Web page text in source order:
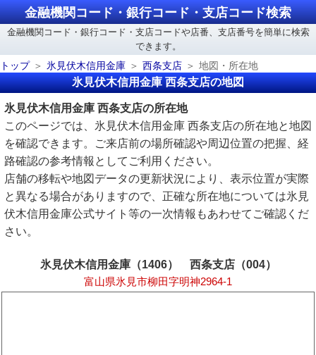
金融機関コード・銀行コード・支店コード検索
金融機関コード・銀行コード・支店コードや店番、支店番号を簡単に検索
できます。
トップ
氷見伏木信用金庫 西条支店 地図・所在地
氷見伏木信用金庫 西条支店の地図
氷見伏木信用金庫 西条支店の所在地
このページでは、氷見伏木信用金庫 西条支店の所在地と地図
を確認できます。ご来店前の場所確認や周辺位置の把握、経
路確認の参考情報としてご利用ください。
店舗の移転や地図データの更新状況により、表示位置が実際
と異なる場合がありますので、正確な所在地については氷見
伏木信用金庫公式サイト等の一次情報もあわせてご確認くだ
さい。
氷見伏木信用金庫（1406） 西条支店（004）
富山県氷見市柳田字明神2964-1